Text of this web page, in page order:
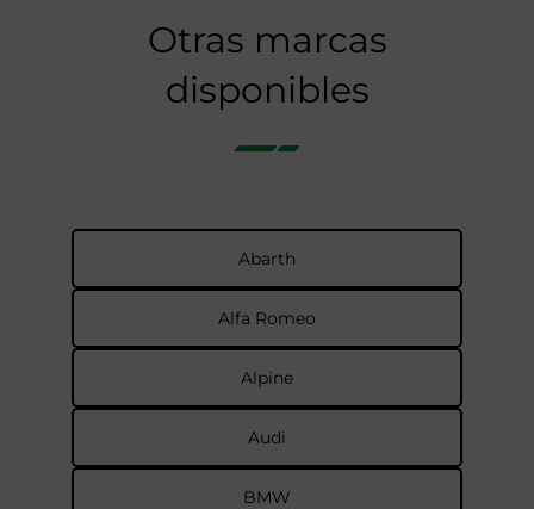
Otras marcas
disponibles
Abarth
Alfa Romeo
Alpine
Audi
BMW